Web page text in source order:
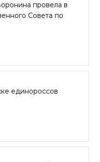
провела в
Совета по
единороссов